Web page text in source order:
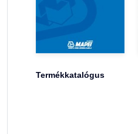
Termékkatalógus